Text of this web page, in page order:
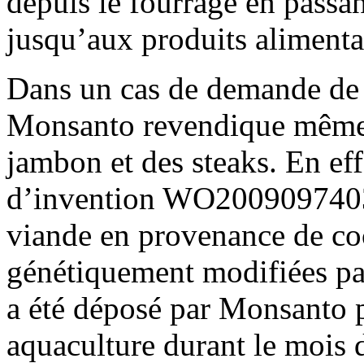
jusqu’aux produits
Dans un cas de demande
Monsanto revendique
jambon et des steaks. En
d’invention
viande en provenance de
génétiquement modifiées
a été déposé par
aquaculture durant le mois